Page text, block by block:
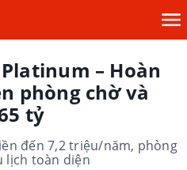
– Hoàn
phòng chờ và
tỷ
đến 7,2 triệu/năm, phòng
lịch toàn diện